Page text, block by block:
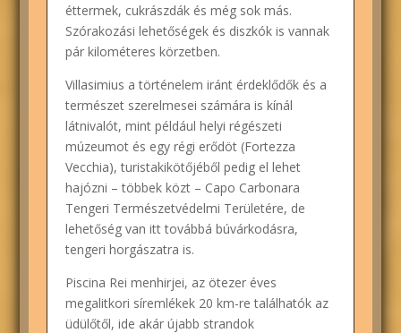
éttermek, cukrászdák és még sok más.
Szórakozási lehetőségek és diszkók is vannak
pár kilométeres körzetben.
Villasimius a történelem iránt érdeklődők és a
természet szerelmesei számára is kínál
látnivalót, mint például helyi régészeti
múzeumot és egy régi erődöt (Fortezza
Vecchia), turistakikötőjéből pedig el lehet
hajózni – többek közt – Capo Carbonara
Tengeri Természetvédelmi Területére, de
lehetőség van itt továbbá búvárkodásra,
tengeri horgászatra is.
Piscina Rei menhirjei, az ötezer éves
megalitkori síremlékek 20 km-re találhatók az
üdülőtől, ide akár újabb strandok